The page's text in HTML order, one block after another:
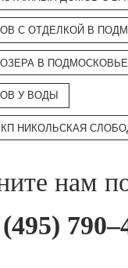
С ОТДЕЛКОЙ В
В ПОДМОСКОВЬЕ
У ВОДЫ
НИКОЛЬСКАЯ
нам